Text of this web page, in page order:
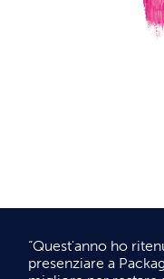
PCD Milan –
del
“Quest'anno ho
presenziare a